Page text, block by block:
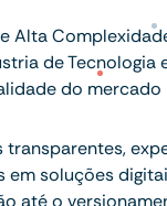
Alta
de
do
transparentes,
soluções
até o